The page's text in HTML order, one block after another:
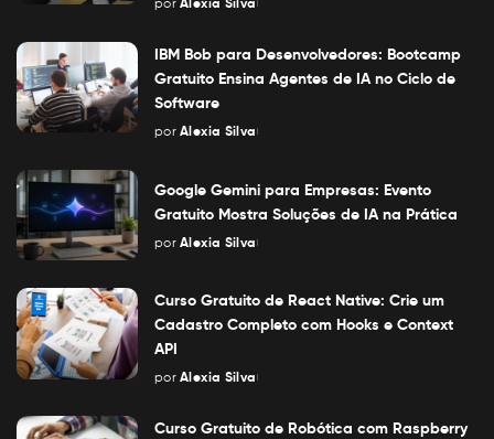
Posted
IBM Bob para Desenvolvedores: Bootcamp
Gratuito Ensina Agentes de IA no Ciclo de
Software
Posted
por Alexia Silva
Google Gemini para Empresas: Evento
Gratuito Mostra Soluções de IA na Prática
Posted
por Alexia Silva
Curso Gratuito de React Native: Crie um
Cadastro Completo com Hooks e Context
API
Posted
por Alexia Silva
Curso Gratuito de Robótica com Raspberry